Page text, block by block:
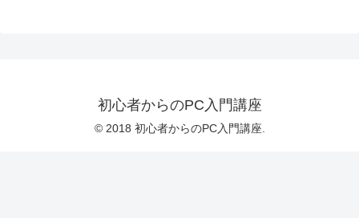
初心者からのPC入門講座
© 2018 初心者からのPC入門講座.